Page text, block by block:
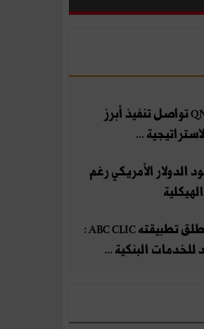
مجموعة QNB تواصل تنفيذ أبرز
...
الدولار الأمريكي رغم
بنك ABC يطلق تطبيقته ABC CLIC :
البنكية ...